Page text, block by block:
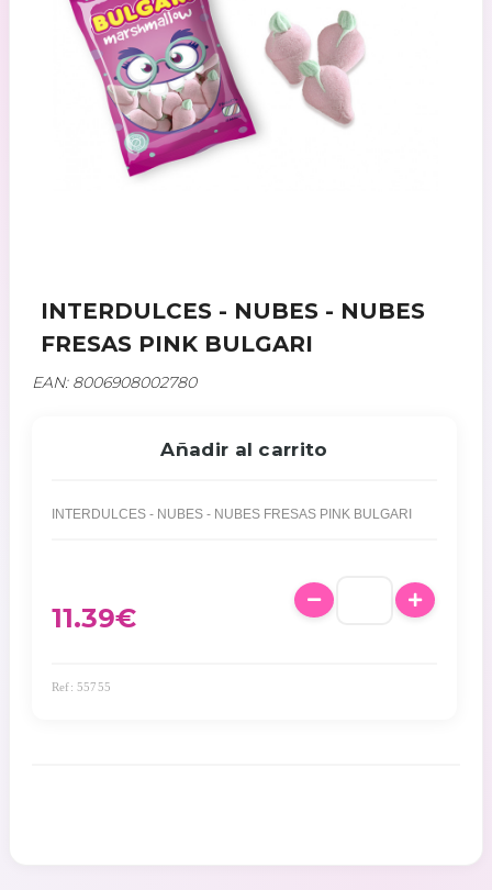
INTERDULCES - NUBES - NUBES
FRESAS PINK BULGARI
EAN: 8006908002780
Añadir al carrito
INTERDULCES - NUBES - NUBES FRESAS PINK BULGARI
11.39€
Ref: 55755